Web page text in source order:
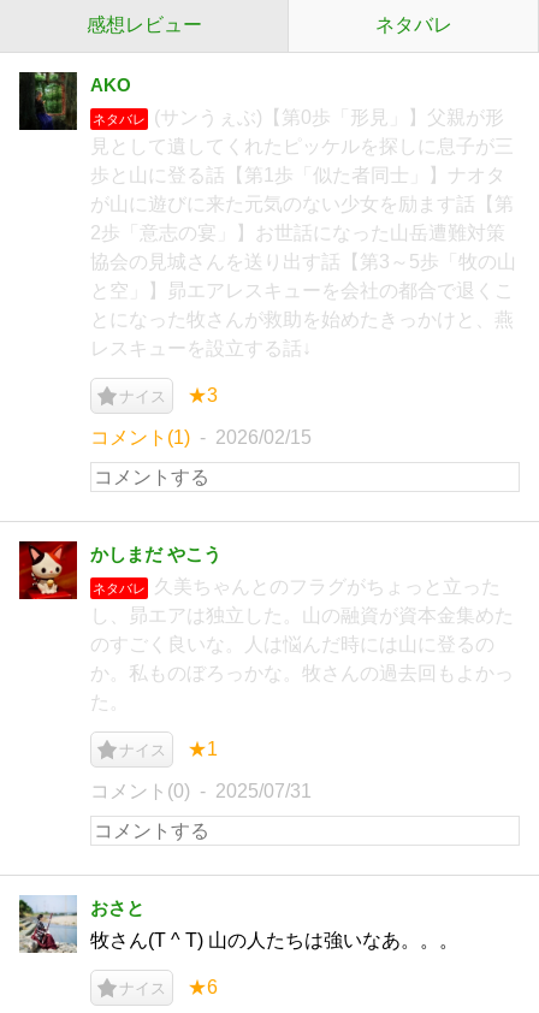
感想レビュー ネタバレ
AKO
ネタバレ
(サンうぇぶ)【第0歩「形見」】父親が形
見として遺してくれたピッケルを探しに息子が三
歩と山に登る話【第1歩「似た者同士」】ナオタ
が山に遊びに来た元気のない少女を励ます話【第
2歩「意志の宴」】お世話になった山岳遭難対策
協会の見城さんを送り出す話【第3～5歩「牧の山
と空」】昴エアレスキューを会社の都合で退くこ
とになった牧さんが救助を始めたきっかけと、燕
レスキューを設立する話↓
ナイス ★3
コメント(1) 2026/02/15
かしまだ やこう
ネタバレ
久美ちゃんとのフラグがちょっと立った
し、昴エアは独立した。山の融資が資本金集めた
のすごく良いな。人は悩んだ時には山に登るの
か。私ものぼろっかな。牧さんの過去回もよかっ
た。
ナイス ★1
コメント(0) 2025/07/31
おさと
牧さん(T ^ T) 山の人たちは強いなあ。。。
ナイス ★6